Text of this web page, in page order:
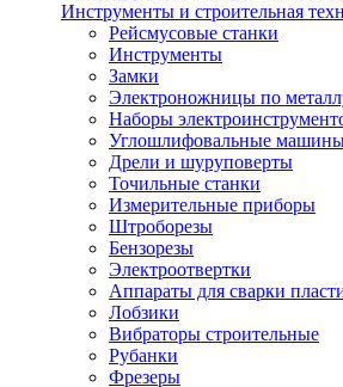
Инструменты и строительная
Рейсмусовые станки
Инструменты
Замки
Электроножницы по
Наборы
Углошлифовальные
Дрели и шуруповерты
Точильные станки
Измерительные приборы
Штроборезы
Бензорезы
Электроотвертки
Аппараты для сварки
Лобзики
Вибраторы строительные
Рубанки
Фрезеры